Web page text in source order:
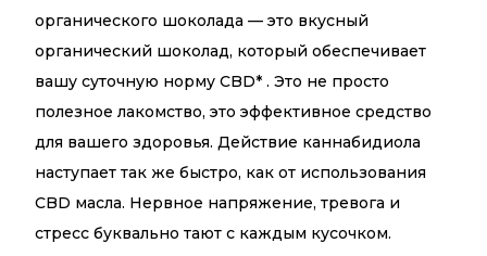
органического шоколада — это вкусный
органический шоколад, который обеспечивает
вашу суточную норму CBD* . Это не просто
полезное лакомство, это эффективное средство
для вашего здоровья. Действие каннабидиола
наступает так же быстро, как от использования
CBD масла. Нервное напряжение, тревога и
стресс буквально тают с каждым кусочком.